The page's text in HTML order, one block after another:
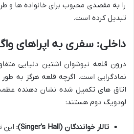
را به مقصدی محبوب برای خانواده ها و
تبدیل کرده است.
داخلی: سفری به اپراهای
درون قلعه نیوشوان اشتین دنیایی
نمادگرایی است. اگرچه قلعه هرگز به طور
اتاق های تکمیل شده نشان دهنده عظمت
لودویگ دوم هستند:
تالار خوانندگان (Singer’s Hall):
این